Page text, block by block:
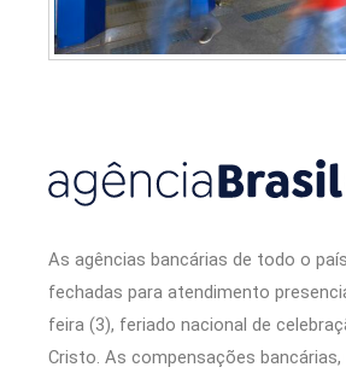
As agências bancárias de todo o
fechadas para atendimento
feira (3), feriado nacional de
Cristo. As compensações bancárias,